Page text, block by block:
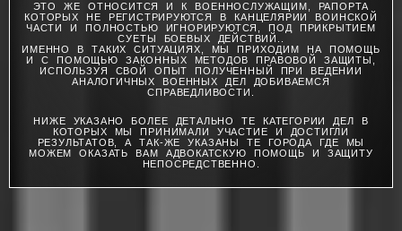
ЭТО ЖЕ ОТНОСИТСЯ И К ВОЕННОСЛУЖАЩИМ, РАПОРТА
КОТОРЫХ НЕ РЕГИСТРИРУЮТСЯ В КАНЦЕЛЯРИИ ВОИНСКОЙ
ЧАСТИ И ПОЛНОСТЬЮ ИГНОРИРУЮТСЯ, ПОД ПРИКРЫТИЕМ
СУЕТЫ БОЕВЫХ ДЕЙСТВИЙ..
ИМЕННО В ТАКИХ СИТУАЦИЯХ, МЫ ПРИХОДИМ НА ПОМОЩЬ
И С ПОМОЩЬЮ ЗАКОННЫХ МЕТОДОВ ПРАВОВОЙ ЗАЩИТЫ,
ИСПОЛЬЗУЯ СВОЙ ОПЫТ ПОЛУЧЕННЫЙ ПРИ ВЕДЕНИИ
АНАЛОГИЧНЫХ ВОЕННЫХ ДЕЛ ДОБИВАЕМСЯ
СПРАВЕДЛИВОСТИ.
НИЖЕ УКАЗАНО БОЛЕЕ ДЕТАЛЬНО ТЕ КАТЕГОРИИ ДЕЛ В
КОТОРЫХ МЫ ПРИНИМАЛИ УЧАСТИЕ И ДОСТИГЛИ
РЕЗУЛЬТАТОВ, А ТАК-ЖЕ УКАЗАНЫ ТЕ ГОРОДА ГДЕ МЫ
МОЖЕМ ОКАЗАТЬ ВАМ АДВОКАТСКУЮ ПОМОЩЬ И ЗАЩИТУ
НЕПОСРЕДСТВЕННО.